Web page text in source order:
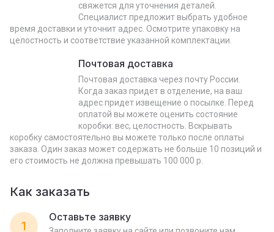
свяжется для уточнения деталей.
Специалист предложит выбрать удобное
время доставки и уточнит адрес. Осмотрите упаковку на
целостность и соответствие указанной комплектации.
Почтовая доставка
Почтовая доставка через почту России.
Когда заказ придет в отделение, на ваш
адрес придет извещение о посылке. Перед
оплатой вы можете оценить состояние
коробки: вес, целостность. Вскрывать
коробку самостоятельно вы можете только после оплаты
заказа. Один заказ может содержать не больше 10 позиций и
его стоимость не должна превышать 100 000 р.
Как заказать
1
Оставьте заявку